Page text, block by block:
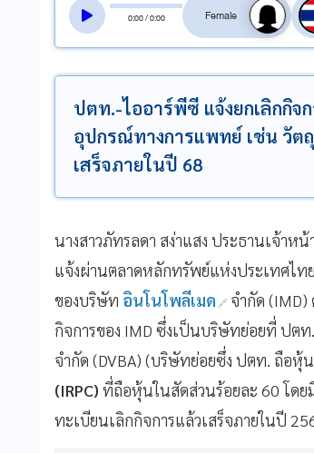
0:00/0:00
ปตท.-ไออาร์พีซี แจ้งยกเลิกกิจ
อุปกรณ์ทางการแพทย์ เช่น วัต
เสร็จภายในปี 68
นางสาวภัทรลดา สง่าแสง ประธานเจ้าหน้
แจ้งผ่านตลาดหลักทรัพย์แห่งประเทศไ
ของบริษัท อินโนโพลีเมด จำกัด
กิจการของ IMD ซึ่งเป็นบริษัทย่อยที่ ปต
จำกัด (DVBA) (บริษัทย่อยซึ่ง ปตท. ถือหุ้
(IRPC) ที่ถือหุ้นในสัดส่วนร้อยละ 60 โด
ทะเบียนเลิกกิจการแล้วเสร็จภายในปี